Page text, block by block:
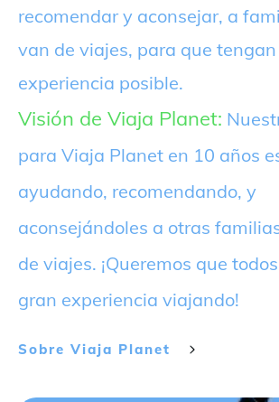
recomendar y aconsejar, a
van de viajes, para que
experiencia posible.
Visión de Viaja Planet:
para Viaja Planet en 10 años
ayudando, recomendando, y
aconsejándoles a otras
de viajes. ¡Queremos que
gran experiencia viajando!
Sobre Viaja Planet